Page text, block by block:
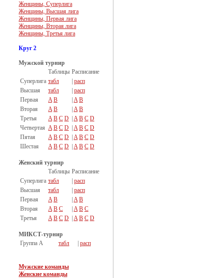
Женщины, Суперлига
Женщины, Высшая лига
Женщины, Первая лига
Женщины, Вторая лига
Женщины, Третья лига
Круг 2
Мужской турнир
Таблицы Расписание
Суперлига табл
расп
Высшая
табл
расп
Первая
A B A B
Вторая
A B A B
Третья
A B C D A B C D
Четвертая A B C D A B C D
Пятая
A B C D A B C D
Шестая
A B C D A B C D
Женский турнир
Таблицы Расписание
Суперлига табл
расп
Высшая
табл
расп
Первая
A B A B
Вторая
A B C A B C
Третья
A B C D A B C D
МИКСТ-турнир
Группа А
табл расп
Мужские команды
Женские команды